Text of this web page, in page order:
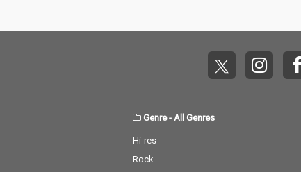
Genre- All Genres
Hi-res
Rock